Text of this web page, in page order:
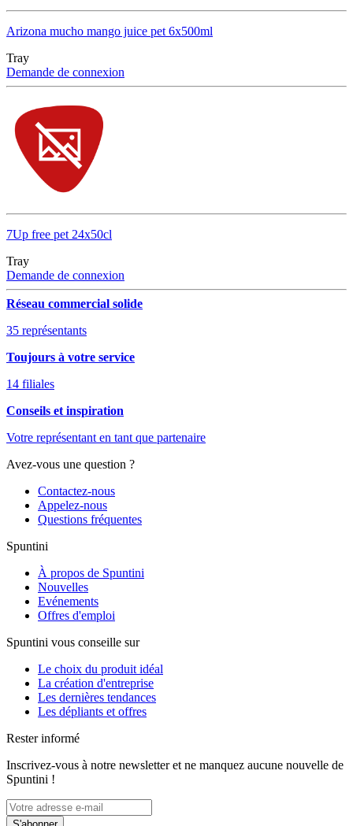
Arizona mucho mango juice pet 6x500ml
Tray
Demande de connexion
7Up free pet 24x50cl
Tray
Demande de connexion
Réseau commercial solide
35 représentants
Toujours à votre service
14 filiales
Conseils et inspiration
Votre représentant en tant que partenaire
Avez-vous une question ?
Contactez-nous
Appelez-nous
Questions fréquentes
Spuntini
À propos de Spuntini
Nouvelles
Evénements
Offres d'emploi
Spuntini vous conseille sur
Le choix du produit idéal
La création d'entreprise
Les dernières tendances
Les dépliants et offres
Rester informé
Inscrivez-vous à notre newsletter et ne manquez aucune nouvelle de
Spuntini !